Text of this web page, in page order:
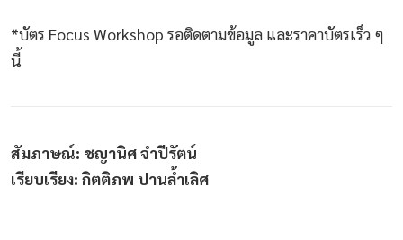
*บัตร Focus Workshop รอติดตามข้อมูล และราคาบัตรเร็ว ๆ
นี้
สัมภาษณ์: ชญานิศ จำปีรัตน์
เรียบเรียง: กิตติภพ ปานล้ำเลิศ